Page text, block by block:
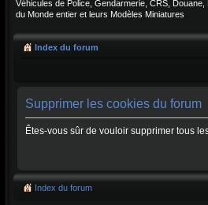
Véhicules de Police, Gendarmerie, CRS,
du Monde entier et leurs Modèles Miniatures
Index du forum
Supprimer les cookies du forum
Êtes-vous sûr de vouloir supprimer tous
Index du forum